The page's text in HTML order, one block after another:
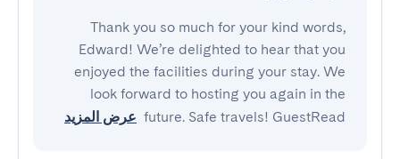
Thank you so much for your kind words,
Edward! We’re delighted to hear that you
enjoyed the facilities during your stay. We
look forward to hosting you again in the
future. Safe travels! GuestRead عرض المزيد